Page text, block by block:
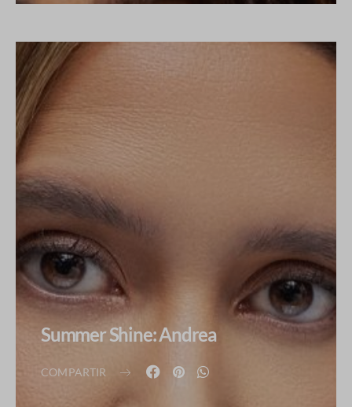
Summer Shine: Andrea
COMPARTIR